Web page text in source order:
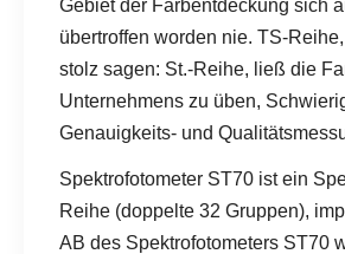
Gebiet der Farbentdeckung sich
übertroffen worden nie. TS-
stolz sagen: St.-Reihe, ließ die
Unternehmens zu üben,
Genauigkeits- und
Spektrofotometer ST70 ist ein
Reihe (doppelte 32 Gruppen),
AB des Spektrofotometers ST70